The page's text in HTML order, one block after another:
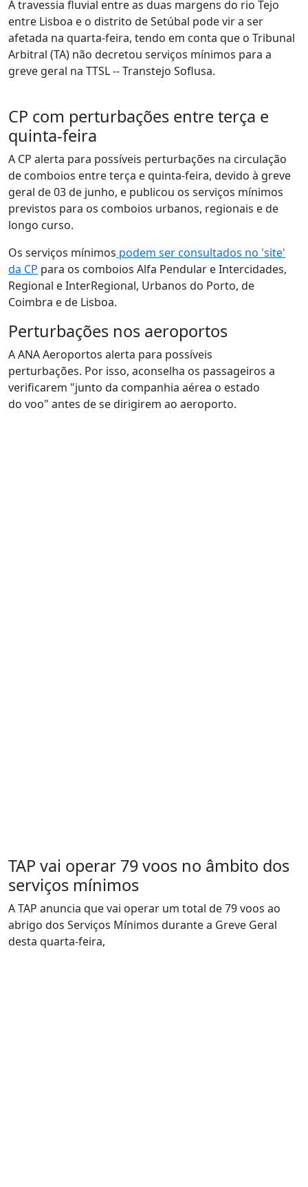
A travessia fluvial entre as duas margens do rio Tejo
entre Lisboa e o distrito de Setúbal pode vir a ser
afetada na quarta-feira, tendo em conta que o Tribunal
Arbitral (TA) não decretou serviços mínimos para a
greve geral na TTSL -- Transtejo Soflusa.
CP com perturbações entre terça e
quinta-feira
A CP alerta para possíveis perturbações na circulação
de comboios entre terça e quinta-feira, devido à greve
geral de 03 de junho, e publicou os serviços mínimos
previstos para os comboios urbanos, regionais e de
longo curso.
Os serviços mínimos podem ser consultados no 'site'
da CP para os comboios Alfa Pendular e Intercidades,
Regional e InterRegional, Urbanos do Porto, de
Coimbra e de Lisboa.
Perturbações nos aeroportos
A ANA Aeroportos alerta para possíveis
perturbações. Por isso, aconselha os passageiros a
verificarem "junto da companhia aérea o estado
do voo" antes de se dirigirem ao aeroporto.
TAP vai operar 79 voos no âmbito dos
serviços mínimos
A TAP anuncia que vai operar um total de 79 voos ao
abrigo dos Serviços Mínimos durante a Greve Geral
desta quarta-feira,